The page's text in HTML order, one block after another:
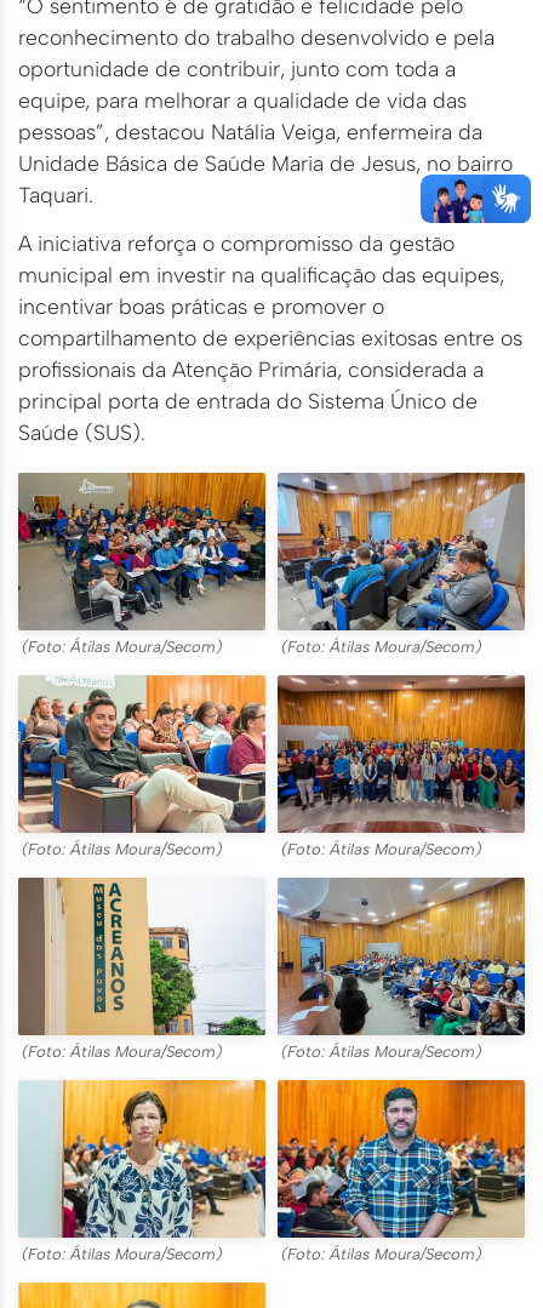
“O sentimento é de gratidão e felicidade pelo
reconhecimento do trabalho desenvolvido e pela
oportunidade de contribuir, junto com toda a
equipe, para melhorar a qualidade de vida das
pessoas”, destacou Natália Veiga, enfermeira da
Unidade Básica de Saúde Maria de Jesus, no bairro
Taquari.
A iniciativa reforça o compromisso da gestão
municipal em investir na qualificação das equipes,
incentivar boas práticas e promover o
compartilhamento de experiências exitosas entre os
profissionais da Atenção Primária, considerada a
principal porta de entrada do Sistema Único de
Saúde (SUS).
(Foto: Átilas Moura/Secom) (Foto: Átilas Moura/Secom)
(Foto: Átilas Moura/Secom) (Foto: Átilas Moura/Secom)
(Foto: Átilas Moura/Secom) (Foto: Átilas Moura/Secom)
(Foto: Átilas Moura/Secom) (Foto: Átilas Moura/Secom)